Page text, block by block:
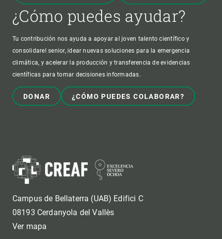
¿Cómo puedes ayudar?
Tu contribución nos ayuda a apoyar al joven talento científico y
consolidarel senior, idear nuevas soluciones para la emergencia
climática, y acelerar la producción y transferencia de evidencias
científicas para tomar decisiones informadas.
DONAR ¿CÓMO PUEDES COLABORAR?
Campus de Bellaterra (UAB) Edifici C
08193 Cerdanyola del Vallès
Ver mapa